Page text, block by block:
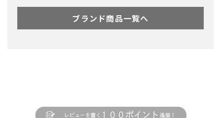
ブランド商品一覧へ